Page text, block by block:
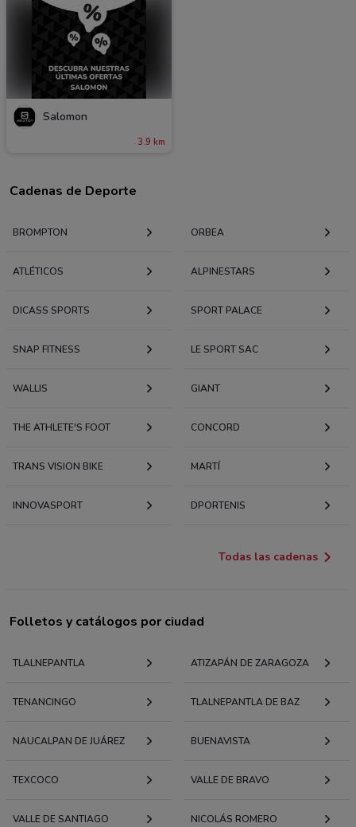
Salomon
3.9 km
Cadenas de Deporte
BROMPTON ORBEA
ATLÉTICOS ALPINESTARS
DICASS SPORTS SPORT PALACE
SNAP FITNESS LE SPORT SAC
WALLIS GIANT
THE ATHLETE'S FOOT CONCORD
TRANS VISION BIKE MARTÍ
INNOVASPORT DPORTENIS
Todas las cadenas
Folletos y catálogos por ciudad
TLALNEPANTLA ATIZAPÁN DE ZARAGOZA
TENANCINGO TLALNEPANTLA DE BAZ
NAUCALPAN DE JUÁREZ BUENAVISTA
TEXCOCO VALLE DE BRAVO
VALLE DE SANTIAGO NICOLÁS ROMERO